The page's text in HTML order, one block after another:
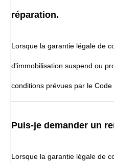
réparation.
Lorsque la garantie légale de
d'immobilisation suspend ou
conditions prévues par le Code
Puis-je demander un
Lorsque la garantie légale de